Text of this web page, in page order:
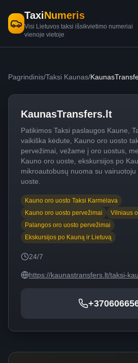
TaxiNumeris
Visi Lietuvos taksi išsikvietimo numeriai
vienoje vietoje
Pagrindinis/Taksi Kaunas/
KaunasTransfers.lt
Patikimos Taksi paslaugos Kaune,
vaikiška kėdute, Kauno oro uosto
pervežimai, vežame į oro uostus,
Kauno oro uoste, ekskursijos po
mikroautobusų nuoma su
uoste.
Kauno oro uosto Taksi Karmėlava
Kauno oro uosto pervežimai
Vilniaus
Palangos oro uosto pervežimai
Ekskursijos po Kauną ir Lietuvą
24/7
https://kaunastransfers.lt/taksi-